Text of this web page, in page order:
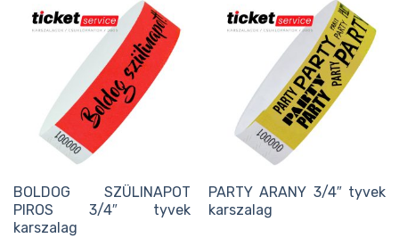
BOLDOG SZÜLINAPOT
PIROS 3/4″ tyvek
karszalag
PARTY ARANY 3/4″ tyvek
karszalag